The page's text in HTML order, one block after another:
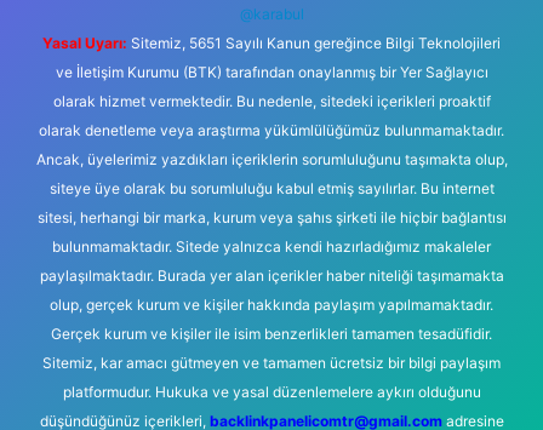
@karabul
Yasal Uyarı: Sitemiz, 5651 Sayılı Kanun gereğince Bilgi Teknolojileri
ve İletişim Kurumu (BTK) tarafından onaylanmış bir Yer Sağlayıcı
olarak hizmet vermektedir. Bu nedenle, sitedeki içerikleri proaktif
olarak denetleme veya araştırma yükümlülüğümüz bulunmamaktadır.
Ancak, üyelerimiz yazdıkları içeriklerin sorumluluğunu taşımakta olup,
siteye üye olarak bu sorumluluğu kabul etmiş sayılırlar. Bu internet
sitesi, herhangi bir marka, kurum veya şahıs şirketi ile hiçbir bağlantısı
bulunmamaktadır. Sitede yalnızca kendi hazırladığımız makaleler
paylaşılmaktadır. Burada yer alan içerikler haber niteliği taşımamakta
olup, gerçek kurum ve kişiler hakkında paylaşım yapılmamaktadır.
Gerçek kurum ve kişiler ile isim benzerlikleri tamamen tesadüfidir.
Sitemiz, kar amacı gütmeyen ve tamamen ücretsiz bir bilgi paylaşım
platformudur. Hukuka ve yasal düzenlemelere aykırı olduğunu
düşündüğünüz içerikleri, backlinkpanelicomtr@gmail.comadresine